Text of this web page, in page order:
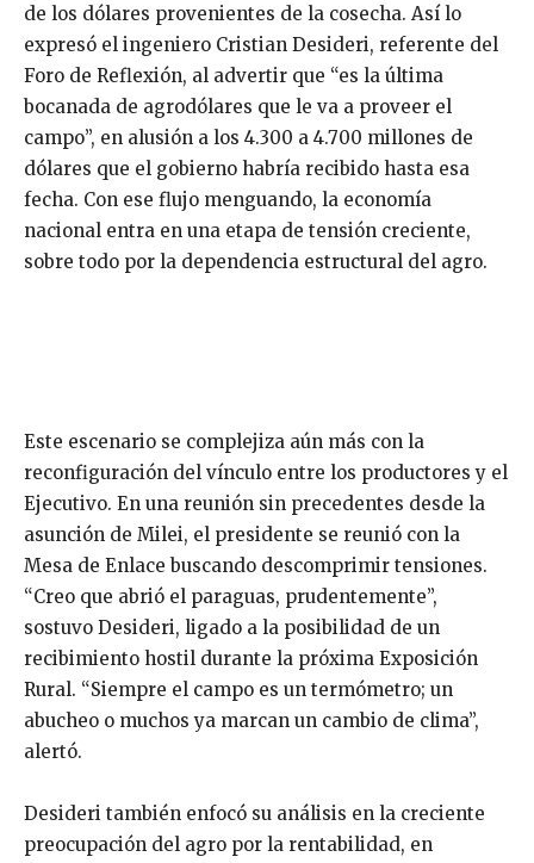
de los dólares provenientes de la cosecha. Así lo
expresó el ingeniero Cristian Desideri, referente del
Foro de Reflexión, al advertir que “es la última
bocanada de agrodólares que le va a proveer el
campo”, en alusión a los 4.300 a 4.700 millones de
dólares que el gobierno habría recibido hasta esa
fecha. Con ese flujo menguando, la economía
nacional entra en una etapa de tensión creciente,
sobre todo por la dependencia estructural del agro.
Este escenario se complejiza aún más con la
reconfiguración del vínculo entre los productores y el
Ejecutivo. En una reunión sin precedentes desde la
asunción de Milei, el presidente se reunió con la
Mesa de Enlace buscando descomprimir tensiones.
“Creo que abrió el paraguas, prudentemente”,
sostuvo Desideri, ligado a la posibilidad de un
recibimiento hostil durante la próxima Exposición
Rural. “Siempre el campo es un termómetro; un
abucheo o muchos ya marcan un cambio de clima”,
alertó.
Desideri también enfocó su análisis en la creciente
preocupación del agro por la rentabilidad, en